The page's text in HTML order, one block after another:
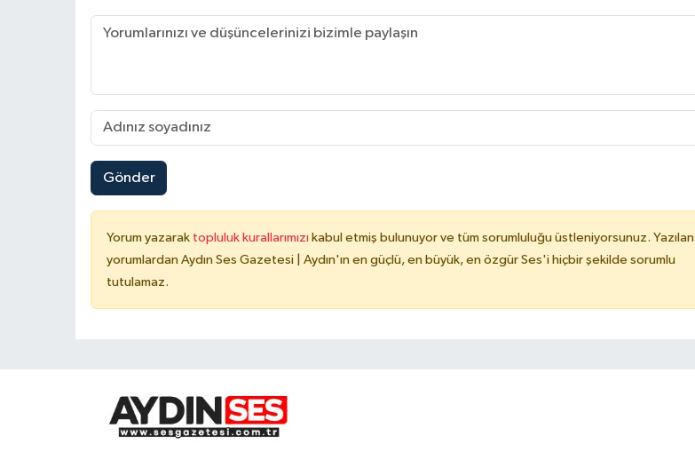
Gönder
Yorum yazarak topluluk kurallarımızı kabul etmiş bulunuyor ve tüm sorumluluğu üstleniyorsunuz. Yazılan
yorumlardan Aydın Ses Gazetesi | Aydın'ın en güçlü, en büyük, en özgür Ses'i hiçbir şekilde sorumlu
tutulamaz.